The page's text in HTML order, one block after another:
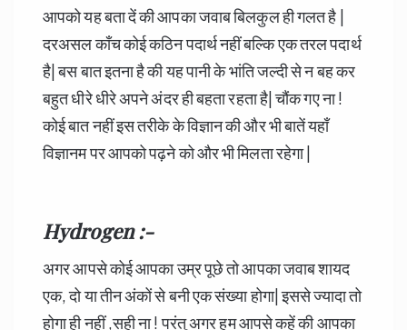
आपको यह बता दें की आपका जवाब बिलकुल ही गलत है |
दरअसल काँच कोई कठिन पदार्थ नहीं बल्कि एक तरल पदार्थ
है| बस बात इतना है की यह पानी के भांति जल्दी से न बह कर
बहुत धीरे धीरे अपने अंदर ही बहता रहता है| चौंक गए ना !
कोई बात नहीं इस तरीके के विज्ञान की और भी बातें यहाँ
विज्ञानम पर आपको पढ़ने को और भी मिलता रहेगा |
Hydrogen :-
अगर आपसे कोई आपका उम्र पूछे तो आपका जवाब शायद
एक, दो या तीन अंकों से बनी एक संख्या होगा| इससे ज्यादा तो
होगा ही नहीं ,सही ना ! परंतु अगर हम आपसे कहें की आपका